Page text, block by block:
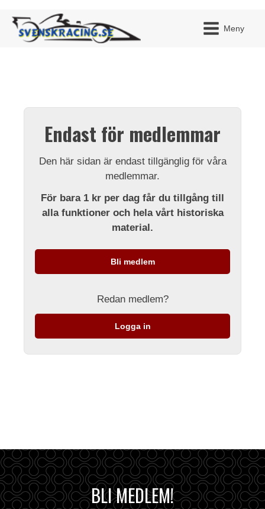
Meny
Endast för medlemmar
Den här sidan är endast tillgänglig för våra
medlemmar.
För bara 1 kr per dag får du tillgång till
alla funktioner och hela vårt historiska
material.
Bli medlem
Redan medlem?
Logga in
BLI MEDLEM!